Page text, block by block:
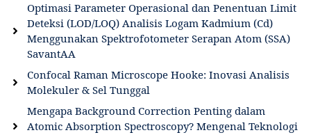
Optimasi Parameter Operasional dan Penentuan Limit
Deteksi (LOD/LOQ) Analisis Logam Kadmium (Cd)
Menggunakan Spektrofotometer Serapan Atom (SSA)
SavantAA
Confocal Raman Microscope Hooke: Inovasi Analisis
Molekuler & Sel Tunggal
Mengapa Background Correction Penting dalam
Atomic Absorption Spectroscopy? Mengenal Teknologi